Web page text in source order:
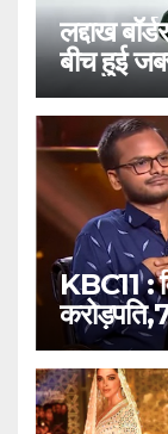
लद्दाख
बीच हुई
KBC11 :